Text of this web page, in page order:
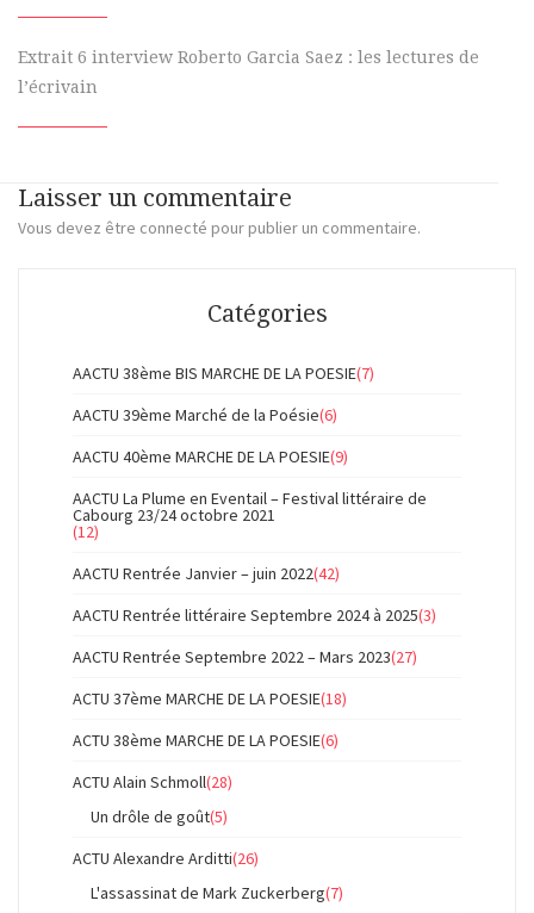
Extrait 6 interview Roberto Garcia Saez : les lectures de
l’écrivain
Laisser un commentaire
Vous devez être connecté pour publier un commentaire.
Catégories
AACTU 38ème BIS MARCHE DE LA POESIE(7)
AACTU 39ème Marché de la Poésie(6)
AACTU 40ème MARCHE DE LA POESIE(9)
AACTU La Plume en Eventail – Festival littéraire de
Cabourg 23/24 octobre 2021
(12)
AACTU Rentrée Janvier – juin 2022(42)
AACTU Rentrée littéraire Septembre 2024 à 2025(3)
AACTU Rentrée Septembre 2022 – Mars 2023(27)
ACTU 37ème MARCHE DE LA POESIE(18)
ACTU 38ème MARCHE DE LA POESIE(6)
ACTU Alain Schmoll(28)
Un drôle de goût(5)
ACTU Alexandre Arditti(26)
L'assassinat de Mark Zuckerberg(7)